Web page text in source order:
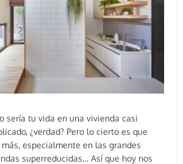
sería tu vida en una vivienda casi
¿verdad? Pero lo cierto es que
especialmente en las grandes
superreducidas… Así que hoy nos